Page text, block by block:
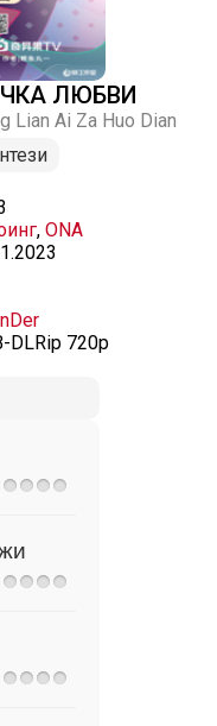
ЛЮБВИ
Lian Ai Za Huo Dian
, ONA
DLRip 720p